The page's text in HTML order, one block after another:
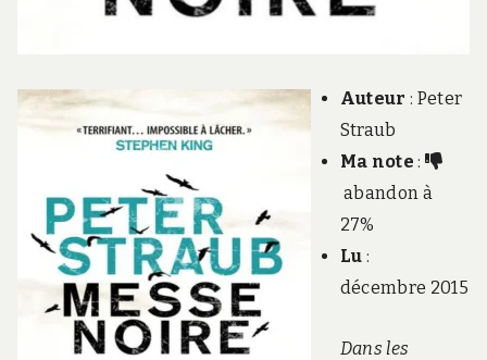
Auteur : Peter
Straub
Ma note :
abandon à
27%
Lu :
décembre 2015
Dans les